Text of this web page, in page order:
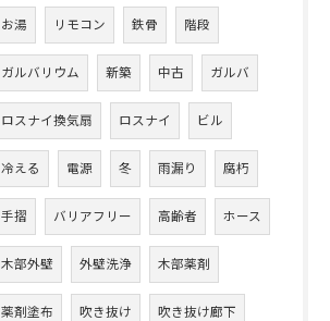
お湯 リモコン 鉄骨 階段
ガルバリウム 新築 中古 ガルバ
ロスナイ換気扇 ロスナイ ビル
冷える 電源 冬 雨漏り 腐朽
手摺 バリアフリー 高齢者 ホース
木部外壁 外壁洗浄 木部薬剤
薬剤塗布 吹き抜け 吹き抜け廊下